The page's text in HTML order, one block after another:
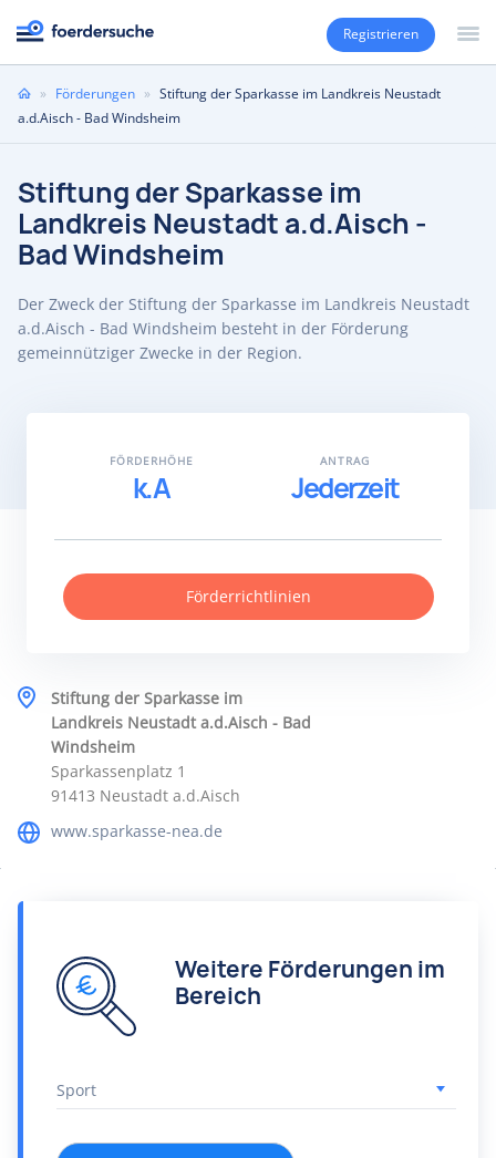
Registrieren
Sie
sind
» Förderungen » Stiftung der Sparkasse im Landkreis Neustadt
a.d.Aisch - Bad Windsheim
Stiftung der Sparkasse im
Landkreis Neustadt a.d.Aisch -
Bad Windsheim
Der Zweck der Stiftung der Sparkasse im Landkreis Neustadt
a.d.Aisch - Bad Windsheim besteht in der Förderung
gemeinnütziger Zwecke in der Region.
Stiftung der Sparkasse im
Landkreis Neustadt a.d.Aisch - Bad
Windsheim
Sparkassenplatz 1
91413 Neustadt a.d.Aisch
www.sparkasse-nea.de
FÖRDERHÖHE
k.A
ANTRAG
Jederzeit
Förderrichtlinien
Weitere Förderungen im
Bereich